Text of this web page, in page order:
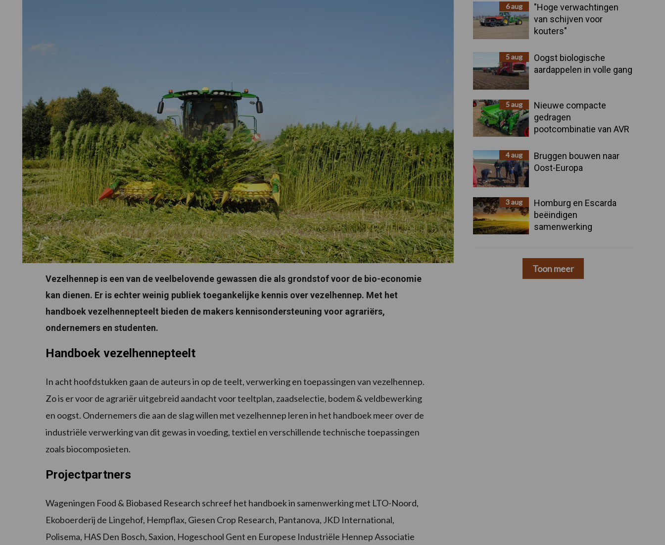
Vezelhennep is een van de veelbelovende gewassen die als grondstof voor de bio-economie
kan dienen. Er is echter weinig publiek toegankelijke kennis over vezelhennep. Met het
handboek vezelhennepteelt bieden de makers kennisondersteuning voor agrariërs,
ondernemers en studenten.
Handboek vezelhennepteelt
In acht hoofdstukken gaan de auteurs in op de teelt, verwerking en toepassingen van vezelhennep.
Zo is er voor de agrariër uitgebreid aandacht voor teeltplan, zaadselectie, bodem & veldbewerking
en oogst. Ondernemers die aan de slag willen met vezelhennep leren in het handboek meer over de
industriële verwerking van dit gewas in voeding, textiel en verschillende technische toepassingen
zoals biocomposieten.
Projectpartners
Wageningen Food & Biobased Research schreef het handboek in samenwerking met LTO-Noord,
Ekoboerderij de Lingehof, Hempflax, Giesen Crop Research, Pantanova, JKD International,
Polisema, HAS Den Bosch, Saxion, Hogeschool Gent en Europese Industriële Hennep Associatie
Sidebar6 aug
"Hoge verwachtingen
van schijven voor
kouters"
5 aug
Oogst biologische
aardappelen in volle gang
5 aug
Nieuwe compacte
gedragen
pootcombinatie van AVR
4 aug
Bruggen bouwen naar
Oost-Europa
3 aug
Homburg en Escarda
beëindigen
samenwerking
Toon meer